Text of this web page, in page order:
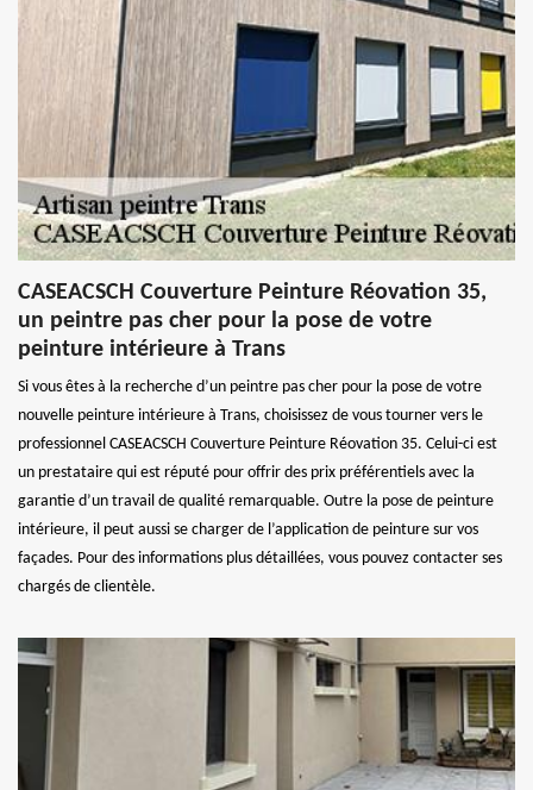
CASEACSCH Couverture Peinture Réovation 35,
un peintre pas cher pour la pose de votre
peinture intérieure à Trans
Si vous êtes à la recherche d’un peintre pas cher pour la pose de votre
nouvelle peinture intérieure à Trans, choisissez de vous tourner vers le
professionnel CASEACSCH Couverture Peinture Réovation 35. Celui-ci est
un prestataire qui est réputé pour offrir des prix préférentiels avec la
garantie d’un travail de qualité remarquable. Outre la pose de peinture
intérieure, il peut aussi se charger de l’application de peinture sur vos
façades. Pour des informations plus détaillées, vous pouvez contacter ses
chargés de clientèle.